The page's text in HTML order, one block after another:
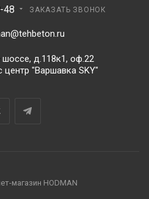
48 ЗАКАЗАТЬ ЗВОНОК
д.118к1, оф.22
центр "Варшавка SKY"
магазин HODMAN